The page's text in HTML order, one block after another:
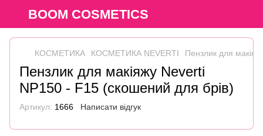
BOOM COSMETICS
КОСМЕТИКА КОСМЕТИКА NEVERTI Пензлик для
Пензлик для макіяжу Neverti
NP150 - F15 (скошений для брів)
Артикул: 1666 Написати відгук